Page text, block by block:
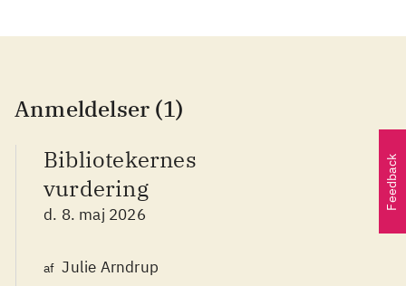
Anmeldelser (1)
Bibliotekernes
vurdering
d. 8. maj 2026
af Julie Arndrup
Feedback